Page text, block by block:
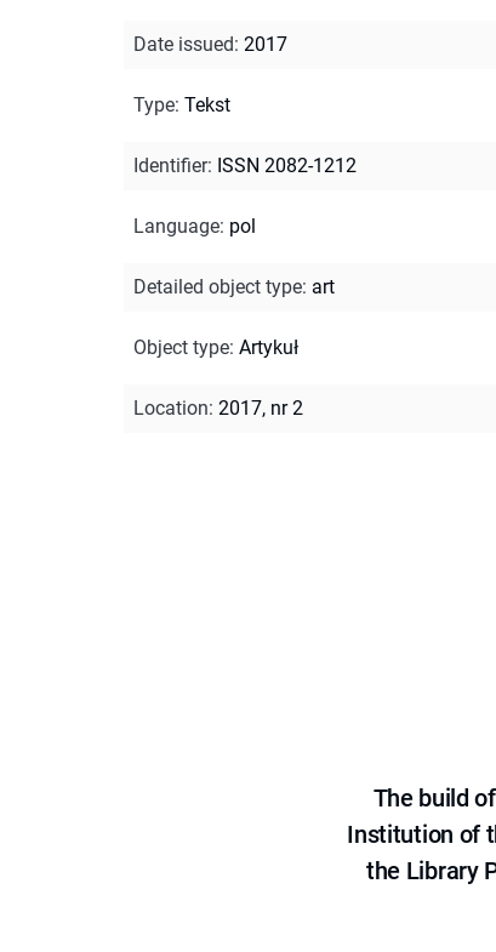
Date issued: 2017
Type: Tekst
Identifier: ISSN 2082-1212
Language: pol
Detailed object type: art
Object type: Artykuł
Location: 2017, nr 2
The build
Institution of
the Library